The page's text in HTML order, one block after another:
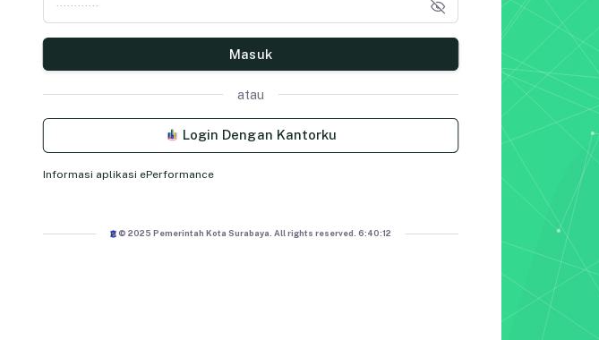
Masuk
atau
Login Dengan Kantorku
Informasi aplikasi ePerformance
© 2025 Pemerintah Kota Surabaya. All rights reserved.6:40:12